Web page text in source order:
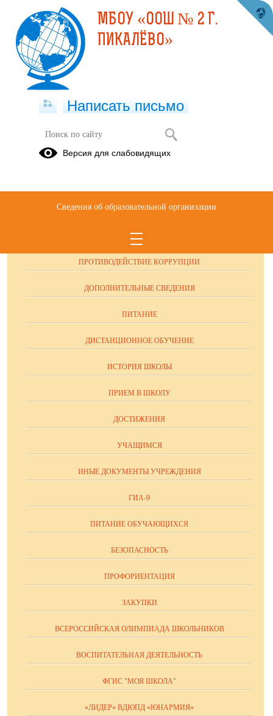
Публикации за 04.06.2025
ОБРАЩЕНИЯ ГРАЖДАН
ПРОТИВОДЕЙСТВИЕ КОРРУПЦИИ
ДОПОЛНИТЕЛЬНЫЕ СВЕДЕНИЯ
ПИТАНИЕ
ДИСТАНЦИОННОЕ ОБУЧЕНИЕ
ИСТОРИЯ ШКОЛЫ
ПРИЕМ В ШКОЛУ
ДОСТИЖЕНИЯ
УЧАЩИМСЯ
ИНЫЕ ДОКУМЕНТЫ УЧРЕЖДЕНИЯ
ГИА-9
ПИТАНИЕ ОБУЧАЮЩИХСЯ
БЕЗОПАСНОСТЬ
ПРОФОРИЕНТАЦИЯ
ЗАКУПКИ
ВСЕРОССИЙСКАЯ ОЛИМПИАДА ШКОЛЬНИКОВ
ВОСПИТАТЕЛЬНАЯ ДЕЯТЕЛЬНОСТЬ
ФГИС "МОЯ ШКОЛА"
«ЛИДЕР» ВДЮПД «ЮНАРМИЯ»
МБОУ «ООШ № 2 Г.
ПИКАЛЁВО»
Написать письмо
Версия для слабовидящих
Сведения об образовательной организации